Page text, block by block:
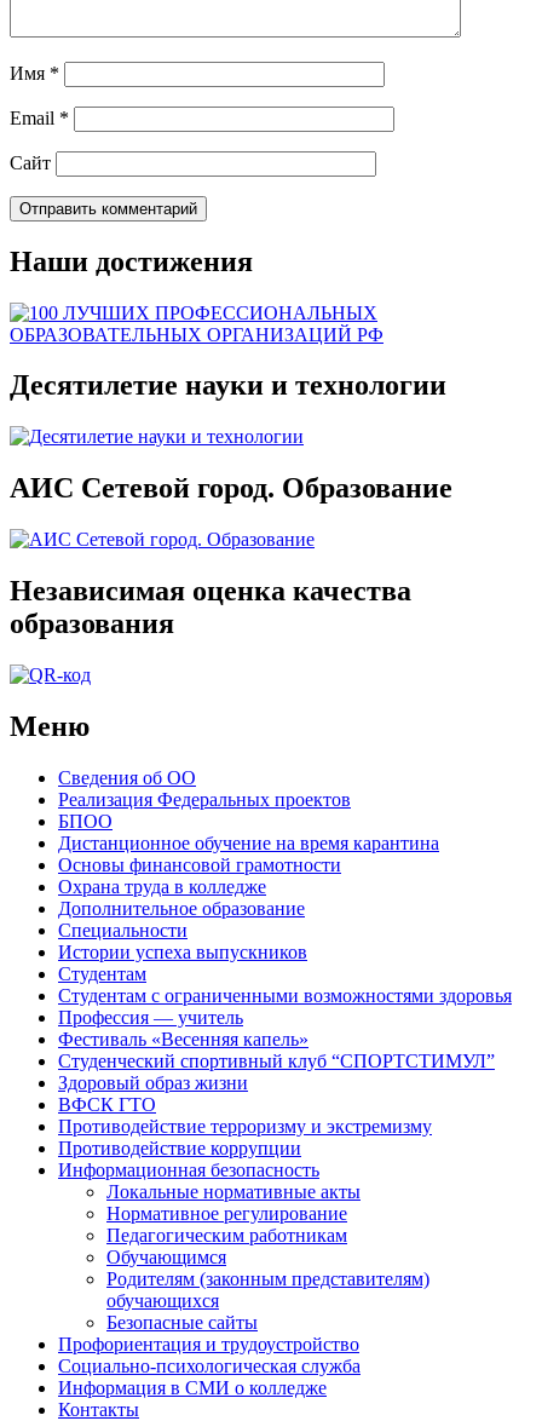
Имя *
Email *
Сайт
Наши достижения
Десятилетие науки и технологии
АИС Сетевой город. Образование
Независимая оценка качества
образования
Меню
Сведения об ОО
Реализация Федеральных проектов
БПОО
Дистанционное обучение на время карантина
Основы финансовой грамотности
Охрана труда в колледже
Дополнительное образование
Специальности
Истории успеха выпускников
Студентам
Студентам с ограниченными возможностями здоровья
Профессия — учитель
Фестиваль «Весенняя капель»
Студенческий спортивный клуб “СПОРТСТИМУЛ”
Здоровый образ жизни
ВФСК ГТО
Противодействие терроризму и экстремизму
Противодействие коррупции
Информационная безопасность
Локальные нормативные акты
Нормативное регулирование
Педагогическим работникам
Обучающимся
Родителям (законным представителям)
обучающихся
Безопасные сайты
Профориентация и трудоустройство
Социально-психологическая служба
Информация в СМИ о колледже
Контакты